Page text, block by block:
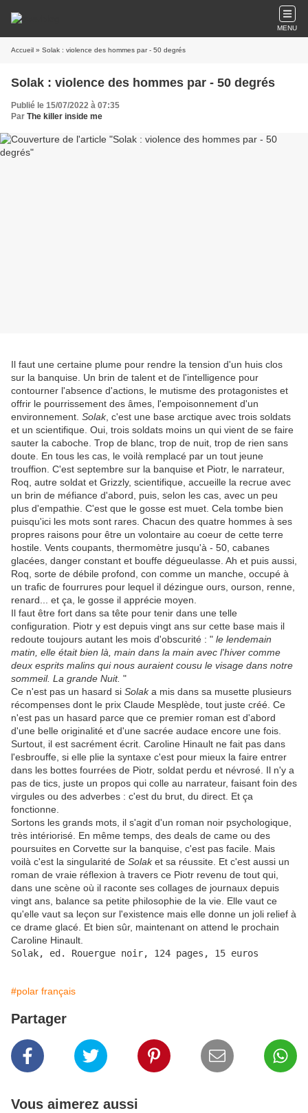
MENU
Accueil » Solak : violence des hommes par - 50 degrés
Solak : violence des hommes par - 50 degrés
Publié le 15/07/2022 à 07:35
Par The killer inside me
Il faut une certaine plume pour rendre la tension d'un huis clos
sur la banquise. Un brin de talent et de l'intelligence pour
contourner l'absence d'actions, le mutisme des protagonistes et
offrir le pourrissement des âmes, l'empoisonnement d'un
environnement. Solak, c'est une base arctique avec trois soldats
et un scientifique. Oui, trois soldats moins un qui vient de se faire
sauter la caboche. Trop de blanc, trop de nuit, trop de rien sans
doute. En tous les cas, le voilà remplacé par un tout jeune
trouffion. C'est septembre sur la banquise et Piotr, le narrateur,
Roq, autre soldat et Grizzly, scientifique, accueille la recrue avec
un brin de méfiance d'abord, puis, selon les cas, avec un peu
plus d'empathie. C'est que le gosse est muet. Cela tombe bien
puisqu'ici les mots sont rares. Chacun des quatre hommes à ses
propres raisons pour être un volontaire au coeur de cette terre
hostile. Vents coupants, thermomètre jusqu'à - 50, cabanes
glacées, danger constant et bouffe dégueulasse. Ah et puis aussi,
Roq, sorte de débile profond, con comme un manche, occupé à
un trafic de fourrures pour lequel il dézingue ours, ourson, renne,
renard... et ça, le gosse il apprécie moyen.
Il faut être fort dans sa tête pour tenir dans une telle
configuration. Piotr y est depuis vingt ans sur cette base mais il
redoute toujours autant les mois d'obscurité : " le lendemain
matin, elle était bien là, main dans la main avec l'hiver comme
deux esprits malins qui nous auraient cousu le visage dans notre
sommeil. La grande Nuit. "
Ce n'est pas un hasard si Solaka mis dans sa musette plusieurs
récompenses dont le prix Claude Mesplède, tout juste créé. Ce
n'est pas un hasard parce que ce premier roman est d'abord
d'une belle originalité et d'une sacrée audace encore une fois.
Surtout, il est sacrément écrit. Caroline Hinault ne fait pas dans
l'esbrouffe, si elle plie la syntaxe c'est pour mieux la faire entrer
dans les bottes fourrées de Piotr, soldat perdu et névrosé. Il n'y a
pas de tics, juste un propos qui colle au narrateur, faisant foin des
virgules ou des adverbes : c'est du brut, du direct. Et ça
fonctionne.
Sortons les grands mots, il s'agit d'un roman noir psychologique,
très intériorisé. En même temps, des deals de came ou des
poursuites en Corvette sur la banquise, c'est pas facile. Mais
voilà c'est la singularité de Solaket sa réussite. Et c'est aussi un
roman de vraie réflexion à travers ce Piotr revenu de tout qui,
dans une scène où il raconte ses collages de journaux depuis
vingt ans, balance sa petite philosophie de la vie. Elle vaut ce
qu'elle vaut sa leçon sur l'existence mais elle donne un joli relief à
ce drame glacé. Et bien sûr, maintenant on attend le prochain
Caroline Hinault.
Solak, ed. Rouergue noir, 124 pages, 15 euros
#polar français
Partager
Vous aimerez aussi